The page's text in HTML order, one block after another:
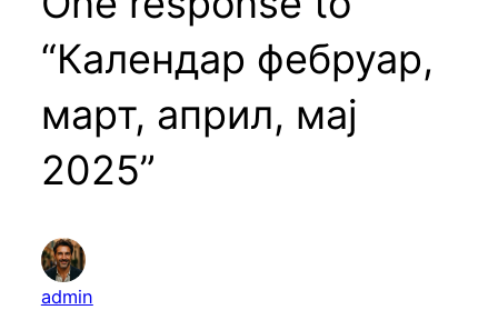
“Календар фебруар,
март, април, мај
2025”
admin